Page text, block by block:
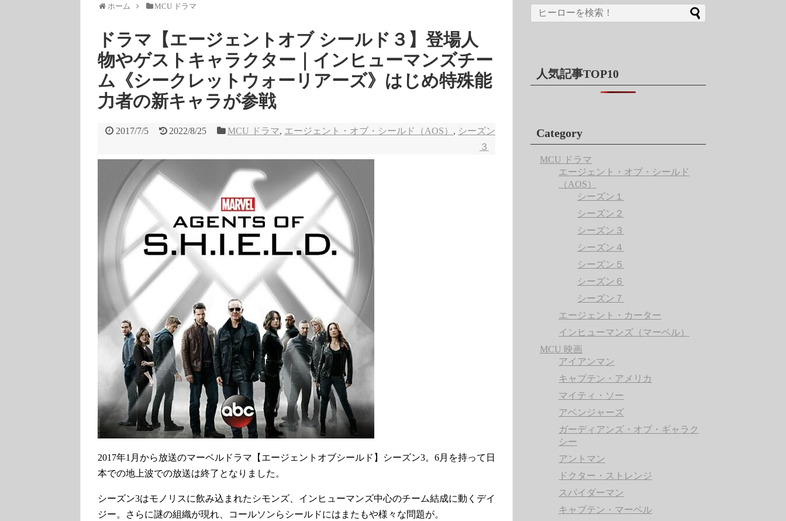
ホーム MCU ドラマ
ドラマ【エージェントオブ シールド３】登場人
物やゲストキャラクター｜インヒューマンズチー
ム《シークレットウォーリアーズ》はじめ特殊能
力者の新キャラが参戦
2017/7/5 2022/8/25 MCU ドラマ, エージェント・オブ・シールド（AOS） , シーズン
３
2017年1月から放送のマーベルドラマ【エージェントオブシールド】シーズン3。6月を持って日
本での地上波での放送は終了となりました。
シーズン3はモノリスに飲み込まれたシモンズ、インヒューマンズ中心のチーム結成に動くデイ
ジー。さらに謎の組織が現れ、コールソンらシールドにはまたもや様々な問題が。
人気記事TOP10
Category
MCU ドラマ
エージェント・オブ・シールド
（AOS）
シーズン１
シーズン２
シーズン３
シーズン４
シーズン５
シーズン６
シーズン７
エージェント・カーター
インヒューマンズ（マーベル）
MCU 映画
アイアンマン
キャプテン・アメリカ
マイティ・ソー
アベンジャーズ
ガーディアンズ・オブ・ギャラク
シー
アントマン
ドクター・ストレンジ
スパイダーマン
キャプテン・マーベル